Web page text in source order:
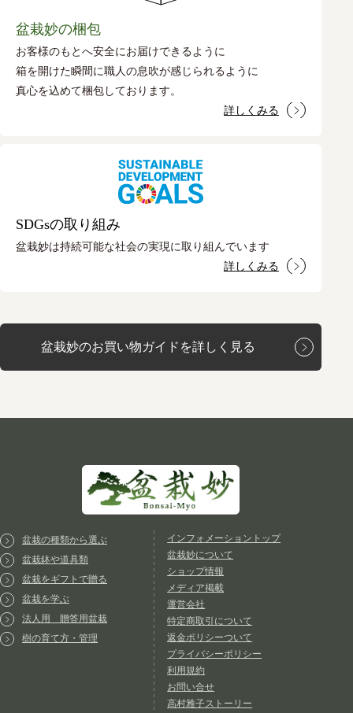
盆栽妙の梱包
お客様のもとへ安全にお届けできるように
箱を開けた瞬間に職人の息吹が感じられるように
真心を込めて梱包しております。
詳しくみる
SDGsの取り組み
盆栽妙は持続可能な社会の実現に取り組んでいます
詳しくみる
盆栽妙のお買い物ガイドを詳しく見る
盆栽の種類から選ぶ
盆栽鉢や道具類
盆栽をギフトで贈る
盆栽を学ぶ
法人用 贈答用盆栽
樹の育て方・管理
インフォメーショントップ
盆栽妙について
ショップ情報
メディア掲載
運営会社
特定商取引について
返金ポリシーついて
プライバシーポリシー
利用規約
お問い合せ
高村雅子ストーリー